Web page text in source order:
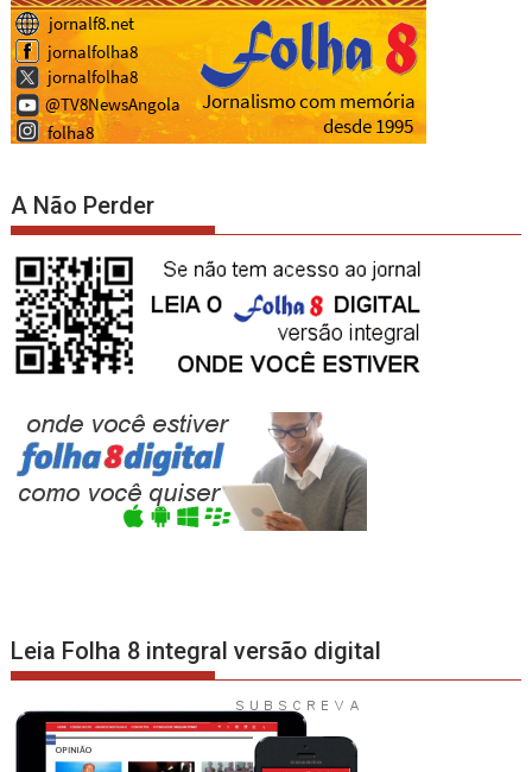
A Não Perder
Leia Folha 8 integral versão digital